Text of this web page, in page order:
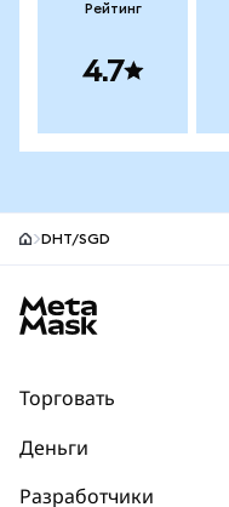
Рейтинг
4.7
DHT/SGD
Торговать
Деньги
Разработчики